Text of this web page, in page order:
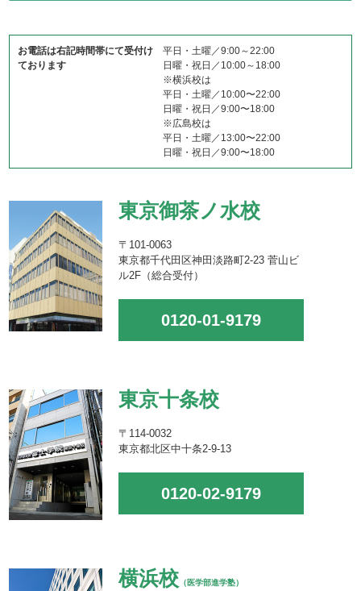
お電話は右記時間帯にて受付け
ております
平日・土曜／9:00～22:00
日曜・祝日／10:00～18:00
※横浜校は
平日・土曜／10:00〜22:00
日曜・祝日／9:00〜18:00
※広島校は
平日・土曜／13:00〜22:00
日曜・祝日／9:00〜18:00
東京御茶ノ水校
〒101-0063
東京都千代田区神田淡路町2-23 菅山ビ
ル2F（総合受付）
0120-01-9179
東京十条校
〒114-0032
東京都北区中十条2-9-13
0120-02-9179
横浜校 （医学部進学塾）